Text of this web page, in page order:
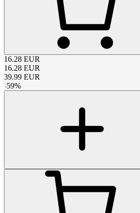
16.28 EUR
16.28 EUR
39.99 EUR
-59%